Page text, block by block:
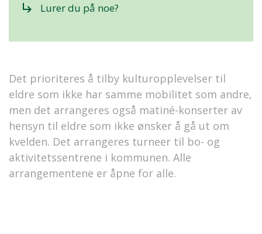
subdirectory_arrow_right Lurer du på noe?
Det prioriteres å tilby kulturopplevelser til
eldre som ikke har samme mobilitet som andre,
men det arrangeres også matiné-konserter av
hensyn til eldre som ikke ønsker å gå ut om
kvelden. Det arrangeres turneer til bo- og
aktivitetssentrene i kommunen. Alle
arrangementene er åpne for alle.